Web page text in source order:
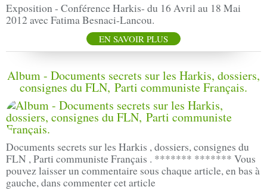
Exposition - Conférence Harkis- du 16 Avril au 18 Mai
2012 avec Fatima Besnaci-Lancou.
EN SAVOIR PLUS
Album - Documents secrets sur les Harkis, dossiers,
consignes du FLN, Parti communiste Français.
Documents secrets sur les Harkis , dossiers, consignes du
FLN , Parti communiste Français . ******* ******* Vous
pouvez laisser un commentaire sous chaque article, en bas à
gauche, dans commenter cet article